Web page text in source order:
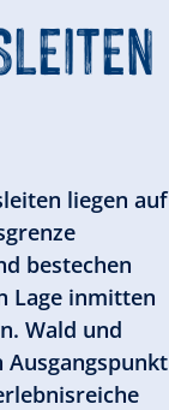
liegen auf
bestechen
Lage inmitten
Wald und
Ausgangspunkt